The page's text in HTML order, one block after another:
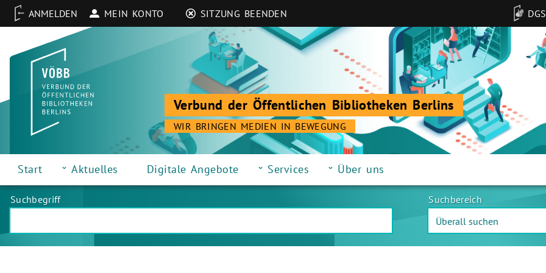
MEIN KONTO SITZUNG BEENDEN DGS
Verbund der Öffentlichen Bibliotheken Berlins
WIR BRINGEN MEDIEN IN BEWEGUNG
Start Aktuelles Digitale Angebote Services Über uns
Suchbegriff Suchbereich